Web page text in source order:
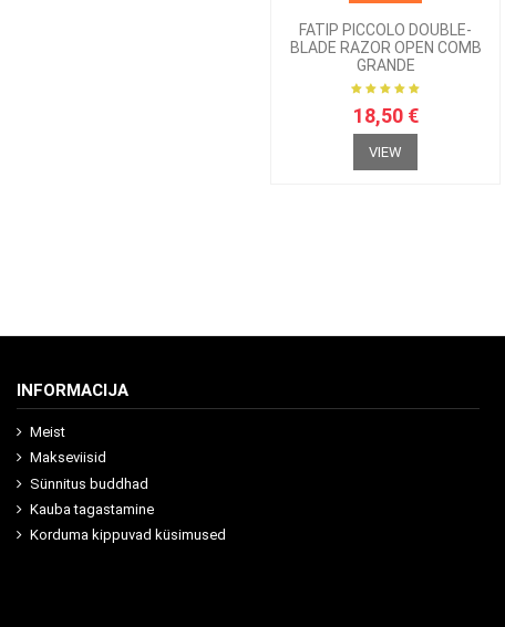
FATIP PICCOLO DOUBLE-
BLADE RAZOR OPEN COMB
GRANDE
18,50 €
VIEW
INFORMACIJA
Meist
Makseviisid
Sünnitus buddhad
Kauba tagastamine
Korduma kippuvad küsimused